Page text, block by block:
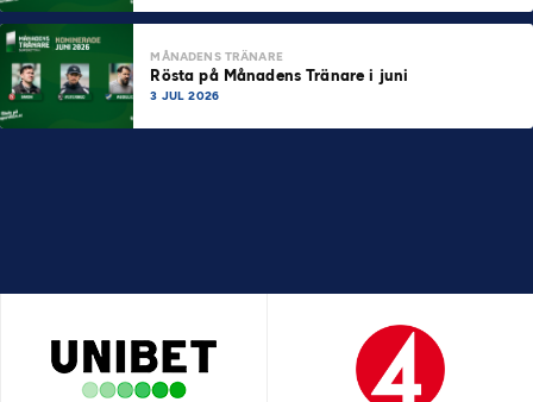
MÅNADENS TRÄNARE
Rösta på Månadens Tränare i juni
3 JUL 2026